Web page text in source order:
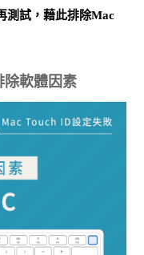
測試，藉此排除Mac
除軟體因素